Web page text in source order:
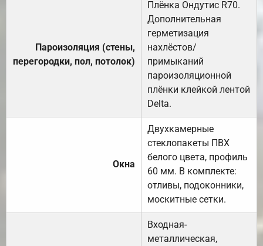
Пароизоляция (стены,
перегородки, пол, потолок)
Плёнка Ондутис R70.
Дополнительная
герметизация
нахлёстов/
примыканий
пароизоляционной
плёнки клейкой лентой
Delta.
Окна
Двухкамерные
стеклопакеты ПВХ
белого цвета, профиль
60 мм. В комплекте:
отливы, подоконники,
москитные сетки.
Входная-
металлическая,